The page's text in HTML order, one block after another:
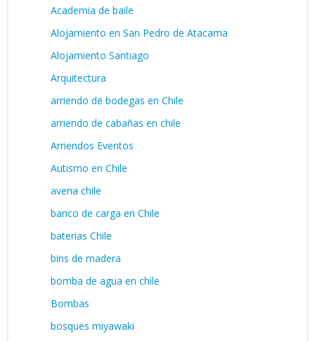
Academia de baile
Alojamiento en San Pedro de Atacama
Alojamiento Santiago
Arquitectura
arriendo de bodegas en Chile
arriendo de cabañas en chile
Arriendos Eventos
Autismo en Chile
avena chile
banco de carga en Chile
baterias Chile
bins de madera
bomba de agua en chile
Bombas
bosques miyawaki